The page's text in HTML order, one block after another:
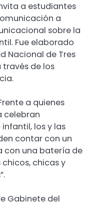
a estudiantes
a
sobre la
Fue elaborado
Nacional de Tres
través de los
a quienes
celebran
los y las
contar con un
con una batería de
chicas y
Gabinete del